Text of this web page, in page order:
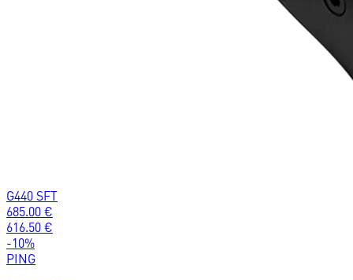
G440 SFT
685.00 €
616.50 €
-10%
PING